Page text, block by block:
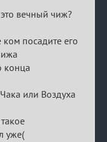
вечный чиж?
посадите его
конца
или Воздуха
уже(